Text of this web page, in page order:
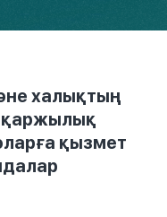
халықтың
қаржылық
қызмет